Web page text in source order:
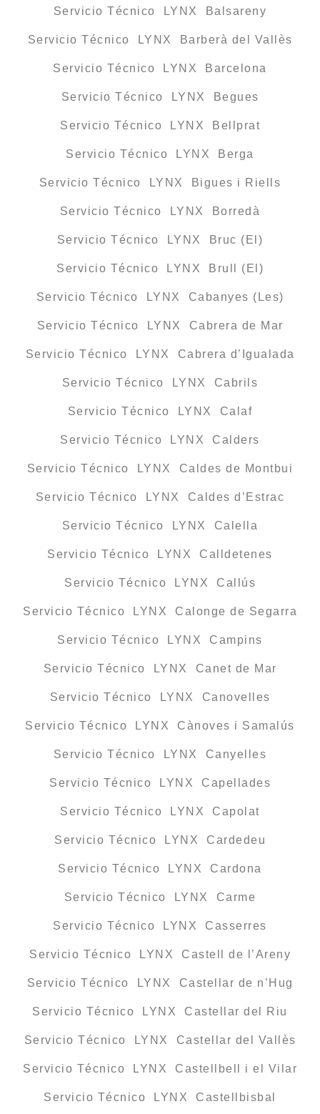
Servicio Técnico LYNX Balsareny
Servicio Técnico LYNX Barberà del Vallès
Servicio Técnico LYNX Barcelona
Servicio Técnico LYNX Begues
Servicio Técnico LYNX Bellprat
Servicio Técnico LYNX Berga
Servicio Técnico LYNX Bigues i Riells
Servicio Técnico LYNX Borredà
Servicio Técnico LYNX Bruc (El)
Servicio Técnico LYNX Brull (El)
Servicio Técnico LYNX Cabanyes (Les)
Servicio Técnico LYNX Cabrera de Mar
Servicio Técnico LYNX Cabrera d’Igualada
Servicio Técnico LYNX Cabrils
Servicio Técnico LYNX Calaf
Servicio Técnico LYNX Calders
Servicio Técnico LYNX Caldes de Montbui
Servicio Técnico LYNX Caldes d’Estrac
Servicio Técnico LYNX Calella
Servicio Técnico LYNX Calldetenes
Servicio Técnico LYNX Callús
Servicio Técnico LYNX Calonge de Segarra
Servicio Técnico LYNX Campins
Servicio Técnico LYNX Canet de Mar
Servicio Técnico LYNX Canovelles
Servicio Técnico LYNX Cànoves i Samalús
Servicio Técnico LYNX Canyelles
Servicio Técnico LYNX Capellades
Servicio Técnico LYNX Capolat
Servicio Técnico LYNX Cardedeu
Servicio Técnico LYNX Cardona
Servicio Técnico LYNX Carme
Servicio Técnico LYNX Casserres
Servicio Técnico LYNX Castell de l’Areny
Servicio Técnico LYNX Castellar de n’Hug
Servicio Técnico LYNX Castellar del Riu
Servicio Técnico LYNX Castellar del Vallès
Servicio Técnico LYNX Castellbell i el Vilar
Servicio Técnico LYNX Castellbisbal